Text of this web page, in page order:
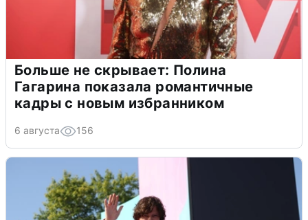
Больше не скрывает: Полина
Гагарина показала романтичные
кадры с новым избранником
6 августа 156